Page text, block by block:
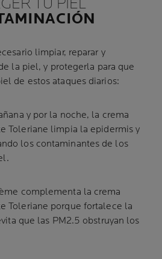
TU PIEL
limpiar, reparar y
la piel, y protegerla para que
de estos ataques diarios:
y por la noche, la crema
Toleriane limpia la epidermis y
los contaminantes de los
complementa la crema
Toleriane porque fortalece la
que las PM2.5 obstruyan los